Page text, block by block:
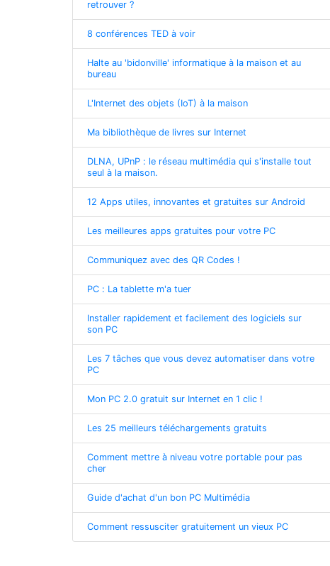
retrouver ?
8 conférences TED à voir
Halte au 'bidonville' informatique à la maison et au
bureau
L'Internet des objets (IoT) à la maison
Ma bibliothèque de livres sur Internet
DLNA, UPnP : le réseau multimédia qui s'installe tout
seul à la maison.
12 Apps utiles, innovantes et gratuites sur Android
Les meilleures apps gratuites pour votre PC
Communiquez avec des QR Codes !
PC : La tablette m'a tuer
Installer rapidement et facilement des logiciels sur
son PC
Les 7 tâches que vous devez automatiser dans votre
PC
Mon PC 2.0 gratuit sur Internet en 1 clic !
Les 25 meilleurs téléchargements gratuits
Comment mettre à niveau votre portable pour pas
cher
Guide d'achat d'un bon PC Multimédia
Comment ressusciter gratuitement un vieux PC